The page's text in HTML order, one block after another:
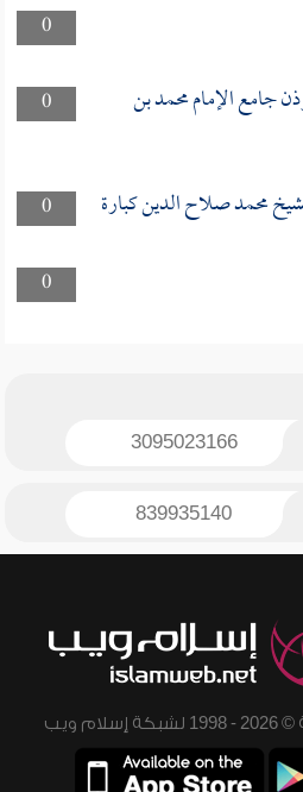
0
0
الإمام محمد بن
0
محمد صلاح الدين كبارة
0
3095023166
839935140
ويب